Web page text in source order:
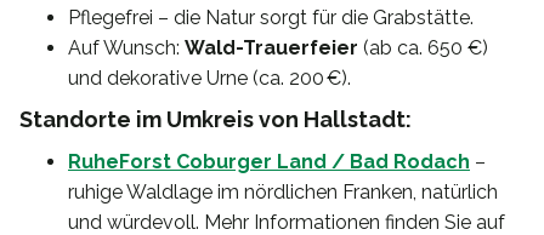
Pflegefrei – die Natur sorgt für die Grabstätte.
Auf Wunsch: Wald-Trauerfeier (ab ca. 650 €)
und dekorative Urne (ca. 200 €).
Standorte im Umkreis von Hallstadt:
RuheForst Coburger Land / Bad Rodach –
ruhige Waldlage im nördlichen Franken, natürlich
und würdevoll. Mehr Informationen finden Sie auf